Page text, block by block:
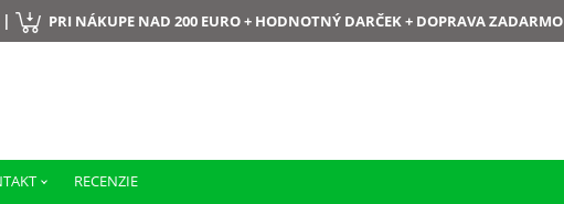
| PRI NÁKUPE NAD 200 EURO + HODNOTNÝ DARČEK + DOPRAVA ZADARMO
RECENZIE